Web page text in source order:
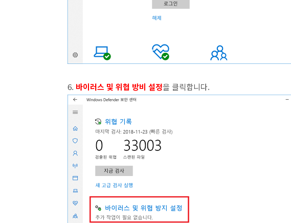
6. 바이러스 및 위협 방비 설정을 클릭합니다.